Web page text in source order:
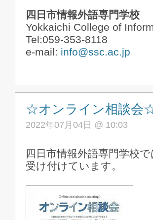
四日市情報外語専門学校
Yokkaichi College of
Tel:059-353-8118
e-mail: info@ssc.ac.jp
☆オンライン相談会
2022年07月04日 @ 10:03
四日市情報外語専門学校
受け付けています。